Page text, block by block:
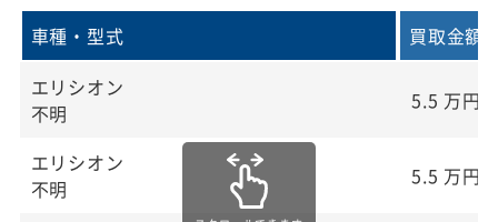
車種・型式
買取金額
エリシオン
不明
5.5 万円
エリシオン
不明
5.5 万円